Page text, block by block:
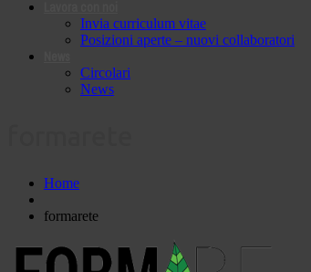
Invia curriculum vitae
Posizioni aperte – nuovi collaboratori
Circolari
News
Home
formarete